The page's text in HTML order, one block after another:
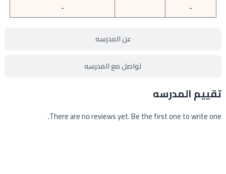
عن المدرسه
تواصل مع المدرسه
-
-
تقييم المدرسه
There are no reviews yet. Be the first one to write one.